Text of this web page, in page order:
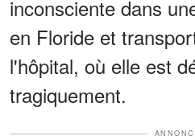
inconsciente dans
en Floride et
l'hôpital, où elle est
tragiquement.